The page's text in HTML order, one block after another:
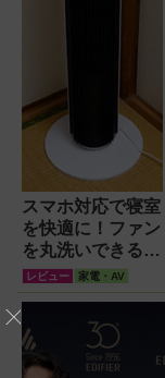
スマホ対応で寝室
を快適に！ファン
を丸洗いできる
Levoitの42インチ
タワーファン
レビュー 家電・AV